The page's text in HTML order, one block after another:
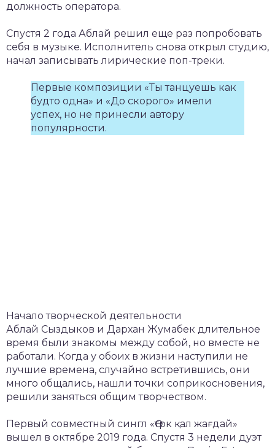
должность оператора.
Спустя 2 года Аблай решил еще раз попробовать
себя в музыке. Исполнитель снова открыл студию,
начал записывать лирические поп-треки.
Первые композиции «Ты танцуешь как
будто одна» и «До скорого» имели
успех, но не принесли автору
популярности.
Начало творческой деятельности
Аблай Сыздыков и Дархан Жумабек длительное
время были знакомы между собой, но вместе не
работали. Когда у обоих в жизни наступили не
лучшие времена, случайно встретившись, они
много общались, нашли точки соприкосновения,
решили заняться общим творчеством.
Первый совместный сингл «Өтрк қал жағдай»
вышел в октябре 2019 года. Спустя 3 недели дуэт